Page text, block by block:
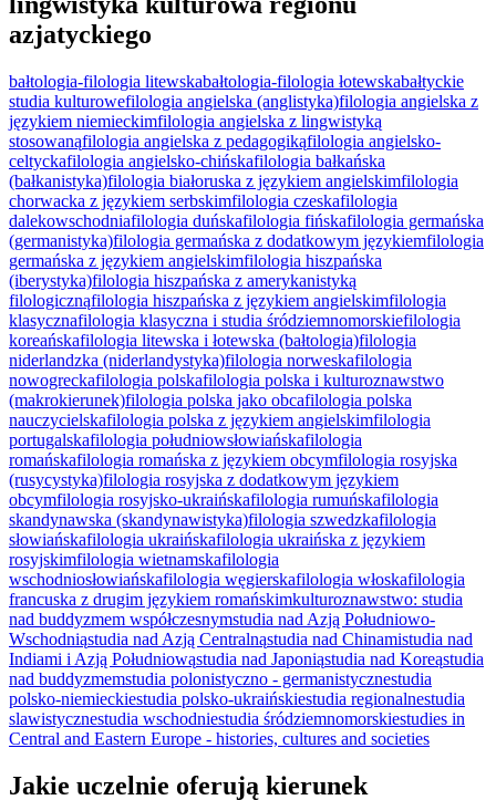
azjatyckiego
bałtologia-filologia litewskabałtologia-filologia łotewskabałtyckie
studia kulturowefilologia angielska (anglistyka)filologia angielska z
językiem niemieckimfilologia angielska z lingwistyką
stosowanąfilologia angielska z pedagogikąfilologia angielsko-
celtyckafilologia angielsko-chińskafilologia bałkańska
(bałkanistyka)filologia białoruska z językiem angielskimfilologia
chorwacka z językiem serbskimfilologia czeskafilologia
dalekowschodniafilologia duńskafilologia fińskafilologia germańska
(germanistyka)filologia germańska z dodatkowym językiemfilologia
germańska z językiem angielskimfilologia hiszpańska
(iberystyka)filologia hiszpańska z amerykanistyką
filologicznąfilologia hiszpańska z językiem angielskimfilologia
klasycznafilologia klasyczna i studia śródziemnomorskiefilologia
koreańskafilologia litewska i łotewska (bałtologia)filologia
niderlandzka (niderlandystyka)filologia norweskafilologia
nowogreckafilologia polskafilologia polska i kulturoznawstwo
(makrokierunek)filologia polska jako obcafilologia polska
nauczycielskafilologia polska z językiem angielskimfilologia
portugalskafilologia południowsłowiańskafilologia
romańskafilologia romańska z językiem obcymfilologia rosyjska
(rusycystyka)filologia rosyjska z dodatkowym językiem
obcymfilologia rosyjsko-ukraińskafilologia rumuńskafilologia
skandynawska (skandynawistyka)filologia szwedzkafilologia
słowiańskafilologia ukraińskafilologia ukraińska z językiem
rosyjskimfilologia wietnamskafilologia
wschodniosłowiańskafilologia węgierskafilologia włoskafi­lologia
fran­cu­ska z drugim językiem ro­mańskimkulturoznawstwo: studia
nad buddyzmem współczesnymstudia nad Azją Południowo-
Wschodniąstudia nad Azją Centralnąstudia nad Chinamistudia nad
Indiami i Azją Południowąstudia nad Japoniąstudia nad Koreąstudia
nad buddyzmemstudia polonistyczno - germanistycznestudia
polsko-niemieckiestudia polsko‐ukraińskiestudia regionalnestudia
slawistycznestudia wschodniestudia śródziemnomorskiestudies in
Central and Eastern Europe - histories, cultures and societies
Jakie uczelnie oferują kierunek